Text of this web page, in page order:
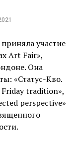
–
у
з
“Я
участие
Art Fair»,
Она
«Статус-Кво.
tradition»,
perspective»